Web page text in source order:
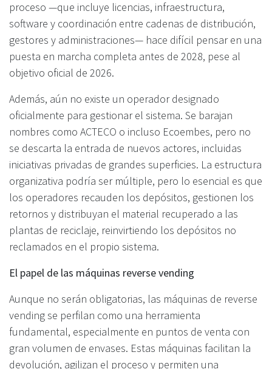
proceso —que incluye licencias, infraestructura,
software y coordinación entre cadenas de distribución,
gestores y administraciones— hace difícil pensar en una
puesta en marcha completa antes de 2028, pese al
objetivo oficial de 2026.
Además, aún no existe un operador designado
oficialmente para gestionar el sistema. Se barajan
nombres como ACTECO o incluso Ecoembes, pero no
se descarta la entrada de nuevos actores, incluidas
iniciativas privadas de grandes superficies. La estructura
organizativa podría ser múltiple, pero lo esencial es que
los operadores recauden los depósitos, gestionen los
retornos y distribuyan el material recuperado a las
plantas de reciclaje, reinvirtiendo los depósitos no
reclamados en el propio sistema.
El papel de las máquinas reverse vending
Aunque no serán obligatorias, las máquinas de reverse
vending se perfilan como una herramienta
fundamental, especialmente en puntos de venta con
gran volumen de envases. Estas máquinas facilitan la
devolución, agilizan el proceso y permiten una